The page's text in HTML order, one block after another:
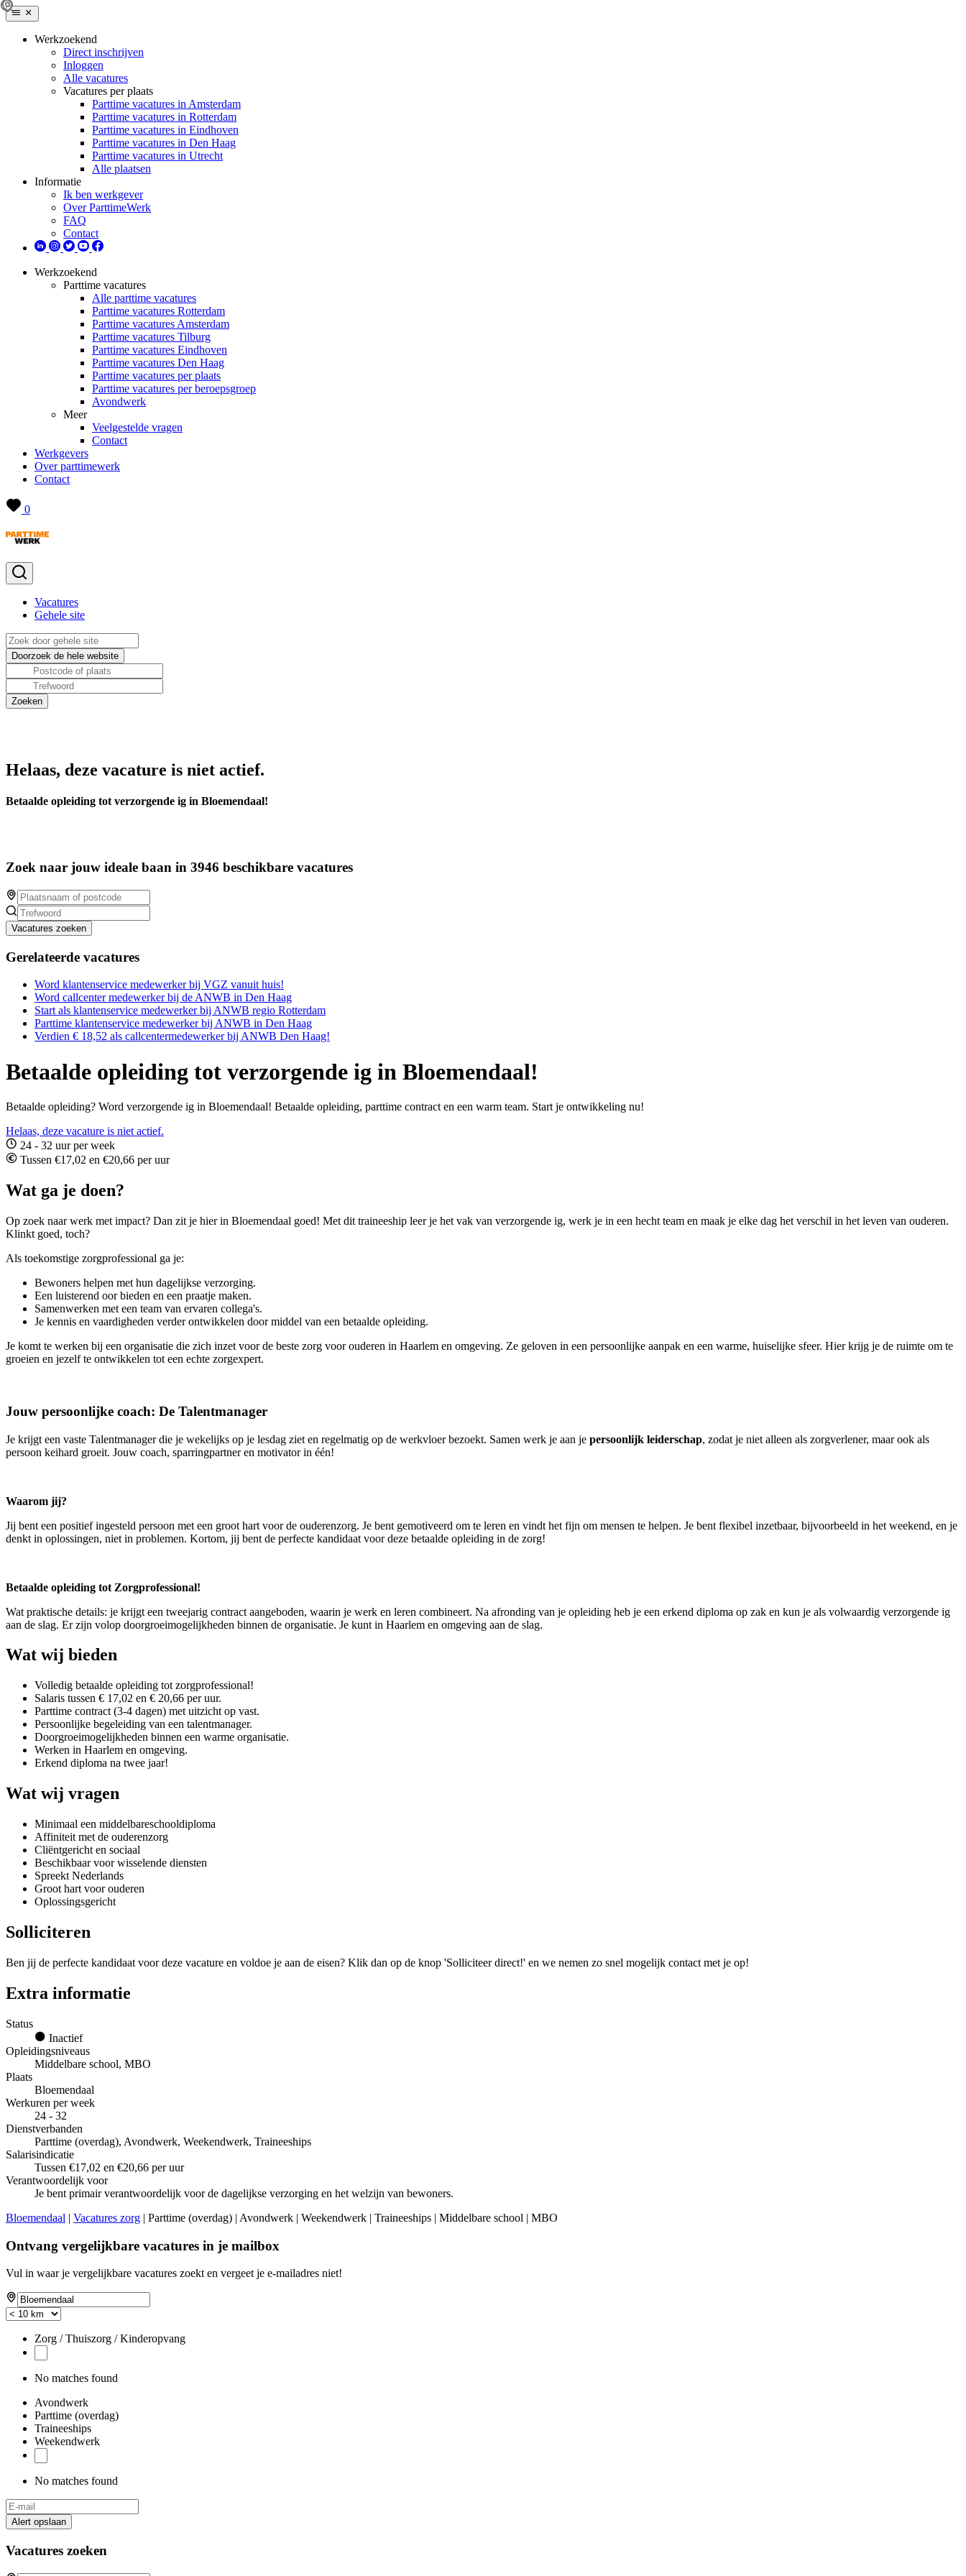
Werkzoekend
Direct inschrijven
Inloggen
Alle vacatures
Vacatures per plaats
Parttime vacatures in Amsterdam
Parttime vacatures in Rotterdam
Parttime vacatures in Eindhoven
Parttime vacatures in Den Haag
Parttime vacatures in Utrecht
Alle plaatsen
Informatie
Ik ben werkgever
Over ParttimeWerk
FAQ
Contact
Werkzoekend
Parttime vacatures
Alle parttime vacatures
Parttime vacatures Rotterdam
Parttime vacatures Amsterdam
Parttime vacatures Tilburg
Parttime vacatures Eindhoven
Parttime vacatures Den Haag
Parttime vacatures per plaats
Parttime vacatures per beroepsgroep
Avondwerk
Meer
Veelgestelde vragen
Contact
Werkgevers
Over parttimewerk
Contact
0
Vacatures
Gehele site
Helaas, deze vacature is niet actief.
Betaalde opleiding tot verzorgende ig in Bloemendaal!
Zoek naar jouw ideale baan in 3946 beschikbare vacatures
Vacatures zoeken
Gerelateerde vacatures
Word klantenservice medewerker bij VGZ vanuit huis!
Word callcenter medewerker bij de ANWB in Den Haag
Start als klantenservice medewerker bij ANWB regio Rotterdam
Parttime klantenservice medewerker bij ANWB in Den Haag
Verdien € 18,52 als callcentermedewerker bij ANWB Den Haag!
Betaalde opleiding tot verzorgende ig in Bloemendaal!
Betaalde opleiding? Word verzorgende ig in Bloemendaal! Betaalde opleiding, parttime contract en een warm team. Start je ontwikkeling nu!
Helaas, deze vacature is niet actief.
24 - 32 uur per week
Tussen €17,02 en €20,66 per uur
Wat ga je doen?
Op zoek naar werk met impact? Dan zit je hier in Bloemendaal goed! Met dit traineeship leer je het vak van verzorgende ig, werk je in een hecht team en maak je elke dag het verschil in het leven van ouderen.
Klinkt goed, toch?
Als toekomstige zorgprofessional ga je:
Bewoners helpen met hun dagelijkse verzorging.
Een luisterend oor bieden en een praatje maken.
Samenwerken met een team van ervaren collega's.
Je kennis en vaardigheden verder ontwikkelen door middel van een betaalde opleiding.
Je komt te werken bij een organisatie die zich inzet voor de beste zorg voor ouderen in Haarlem en omgeving. Ze geloven in een persoonlijke aanpak en een warme, huiselijke sfeer. Hier krijg je de ruimte om te
groeien en jezelf te ontwikkelen tot een echte zorgexpert.
Jouw persoonlijke coach: De Talentmanager
Je krijgt een vaste Talentmanager die je wekelijks op je lesdag ziet en regelmatig op de werkvloer bezoekt. Samen werk je aan je persoonlijk leiderschap, zodat je niet alleen als zorgverlener, maar ook als
persoon keihard groeit. Jouw coach, sparringpartner en motivator in één!
Waarom jij?
Jij bent een positief ingesteld persoon met een groot hart voor de ouderenzorg. Je bent gemotiveerd om te leren en vindt het fijn om mensen te helpen. Je bent flexibel inzetbaar, bijvoorbeeld in het weekend, en je
denkt in oplossingen, niet in problemen. Kortom, jij bent de perfecte kandidaat voor deze betaalde opleiding in de zorg!
Betaalde opleiding tot Zorgprofessional!
Wat praktische details: je krijgt een tweejarig contract aangeboden, waarin je werk en leren combineert. Na afronding van je opleiding heb je een erkend diploma op zak en kun je als volwaardig verzorgende ig
aan de slag. Er zijn volop doorgroeimogelijkheden binnen de organisatie. Je kunt in Haarlem en omgeving aan de slag.
Wat wij bieden
Volledig betaalde opleiding tot zorgprofessional!
Salaris tussen € 17,02 en € 20,66 per uur.
Parttime contract (3-4 dagen) met uitzicht op vast.
Persoonlijke begeleiding van een talentmanager.
Doorgroeimogelijkheden binnen een warme organisatie.
Werken in Haarlem en omgeving.
Erkend diploma na twee jaar!
Wat wij vragen
Minimaal een middelbareschooldiploma
Affiniteit met de ouderenzorg
Cliëntgericht en sociaal
Beschikbaar voor wisselende diensten
Spreekt Nederlands
Groot hart voor ouderen
Oplossingsgericht
Solliciteren
Ben jij de perfecte kandidaat voor deze vacature en voldoe je aan de eisen? Klik dan op de knop 'Solliciteer direct!' en we nemen zo snel mogelijk contact met je op!
Extra informatie
Status
Inactief
Opleidingsniveaus
Middelbare school, MBO
Plaats
Bloemendaal
Werkuren per week
24 - 32
Dienstverbanden
Parttime (overdag), Avondwerk, Weekendwerk, Traineeships
Salarisindicatie
Tussen €17,02 en €20,66 per uur
Verantwoordelijk voor
Je bent primair verantwoordelijk voor de dagelijkse verzorging en het welzijn van bewoners.
Bloemendaal | Vacatures zorg | Parttime (overdag) | Avondwerk | Weekendwerk | Traineeships | Middelbare school | MBO
Ontvang vergelijkbare vacatures in je mailbox
Vul in waar je vergelijkbare vacatures zoekt en vergeet je e-mailadres niet!
Zorg / Thuiszorg / Kinderopvang
No matches found
Avondwerk
Parttime (overdag)
Traineeships
Weekendwerk
No matches found
Alert opslaan
Vacatures zoeken